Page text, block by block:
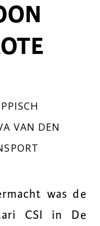
VAN DEN
was de
CSI in De